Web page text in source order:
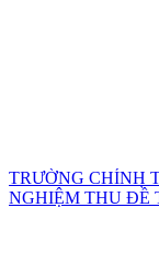
TRƯỜNG CHÍNH
NGHIỆM THU ĐỀ